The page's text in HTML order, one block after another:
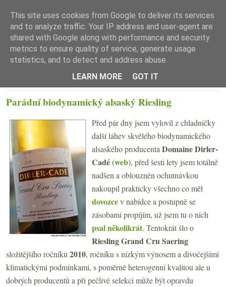
☰ Menu
Parádní biodynamický alsaský Riesling
Před pár dny jsem vylovil z chladničky
další láhev skvělého biodynamického
alsaského producenta Domaine Dirler-
Cadé(web), před šesti lety jsem totálně
nadšen a oblouzněn ochutnávkou
nakoupil prakticky všechno co měl
dovozcev nabídce a postupně se
zásobami propíjím, už jsem tu o nich
psal několikrát. Tentokrát šlo o
Riesling Grand Cru Saering
složitějšíhoročníku 2010, ročníku s nízkým výnosem a divočejšími
klimatickými podmínkami, s poměrně heterogenní kvalitou ale u
dobrých producentů a při pečlivé selekci může být opravdu
This site uses cookies from Google to deliver its services
and to analyze traffic. Your IP address and user-agent are
shared with Google along with performance and security
metrics to ensure quality of service, generate usage
statistics, and to detect and address abuse.
LEARN MORE
GOT IT